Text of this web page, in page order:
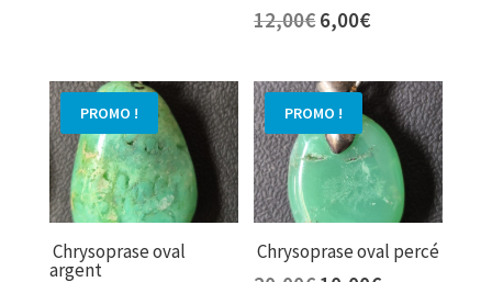
8,00€.4,00€.
12,00€ Le
initial
était :
12,00€.
6,00€Le
actuel
est :
6,00€.
PROMO !
Chrysoprase oval
argent
PROMO !
Chrysoprase oval percé